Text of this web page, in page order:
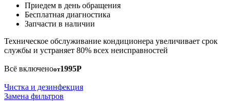
Приедем в день обращения
Бесплатная диагностика
Запчасти в наличии
Техническое обслуживание кондиционера увеличивает срок
службы и устраняет 80% всех неисправностей
Всё включеноот1995Р
Чистка и дезинфекция
Замена фильтров